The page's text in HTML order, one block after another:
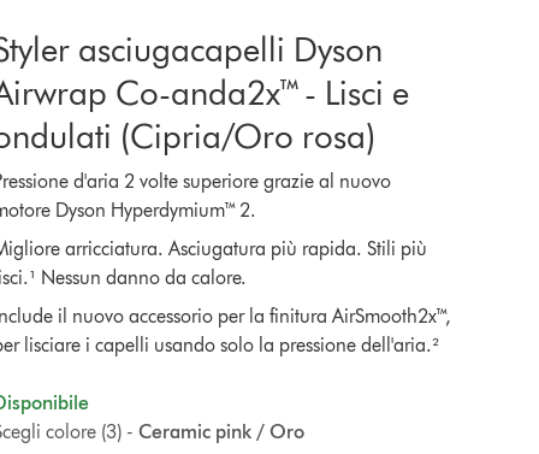
asciugacapelli Dyson
Co-anda2x™ - Lisci e
(Cipria/Oro rosa)
d'aria 2 volte superiore grazie al nuovo
Dyson Hyperdymium™ 2.
arricciatura. Asciugatura più rapida. Stili più
lisci.¹ Nessun danno da calore.
il nuovo accessorio per la finitura AirSmooth2x™,
lisciare i capelli usando solo la pressione dell'aria.²
Ceramic pink / Oro
colore (3) -